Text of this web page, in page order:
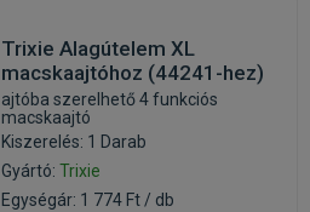
Trixie Alagútelem XL
macskaajtóhoz (44241-hez)
ajtóba szerelhető 4 funkciós
macskaajtó
Kiszerelés: 1 Darab
Gyártó: Trixie
Egységár: 1 774 Ft / db